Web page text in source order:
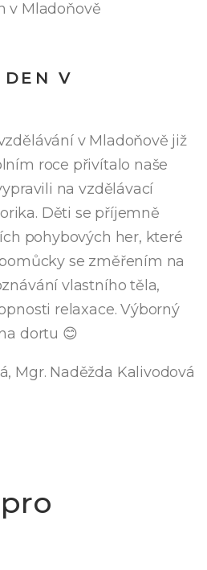
DEN V
v Mladoňově již
roce přivítalo naše
na vzdělávací
Děti se příjemně
pohybových her, které
se změřením na
vlastního těla,
relaxace. Výborný
dortu 😊
Mgr. Naděžda Kalivodová